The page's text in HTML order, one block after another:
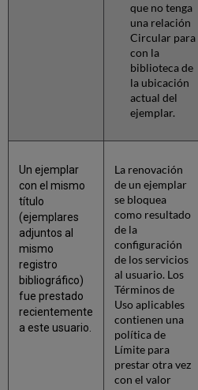
que no tenga
una relación
Circular para
con la
biblioteca de
la ubicación
actual del
ejemplar.
Un ejemplar
con el mismo
título
(ejemplares
adjuntos al
mismo
registro
bibliográfico)
fue prestado
recientemente
a este usuario.
La renovación
de un ejemplar
se bloquea
como resultado
de la
configuración
de los servicios
al usuario. Los
Términos de
Uso aplicables
contienen una
política de
Límite para
prestar otra vez
con el valor